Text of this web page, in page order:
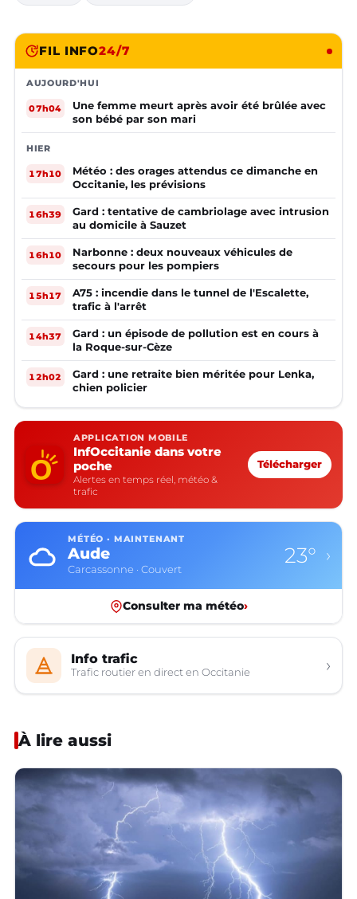
FIL INFO24/7
AUJOURD'HUI
07h04
Une femme meurt après avoir été brûlée avec
son bébé par son mari
HIER
17h10
Météo : des orages attendus ce dimanche en
Occitanie, les prévisions
16h39
Gard : tentative de cambriolage avec intrusion
au domicile à Sauzet
16h10
Narbonne : deux nouveaux véhicules de
secours pour les pompiers
15h17
A75 : incendie dans le tunnel de l'Escalette,
trafic à l'arrêt
14h37
Gard : un épisode de pollution est en cours à
la Roque-sur-Cèze
12h02
Gard : une retraite bien méritée pour Lenka,
chien policier
APPLICATION MOBILE
InfOccitanie dans votre
poche
Alertes en temps réel, météo &
trafic
Télécharger
MÉTÉO · MAINTENANT
Aude
Carcassonne · Couvert
23° ›
Consulter ma météo›
Info trafic
Trafic routier en direct en Occitanie ›
À lire aussi